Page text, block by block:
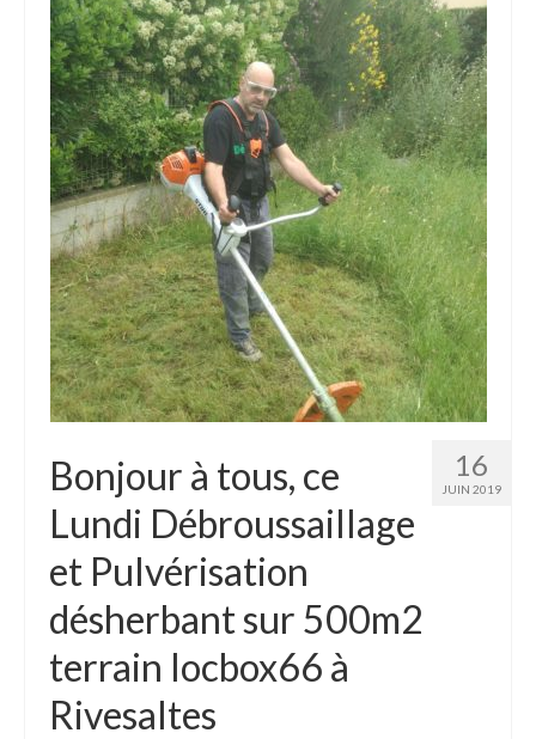
16
JUIN 2019
Bonjour à tous, ce
Lundi Débroussaillage
et Pulvérisation
désherbant sur 500m2
terrain locbox66 à
Rivesaltes